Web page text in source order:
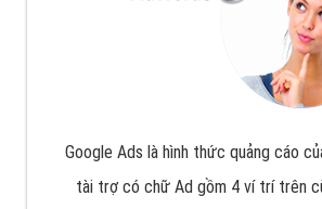
Google Ads là hình thức quảng cáo
tài trợ có chữ Ad gồm 4 ví trí trên